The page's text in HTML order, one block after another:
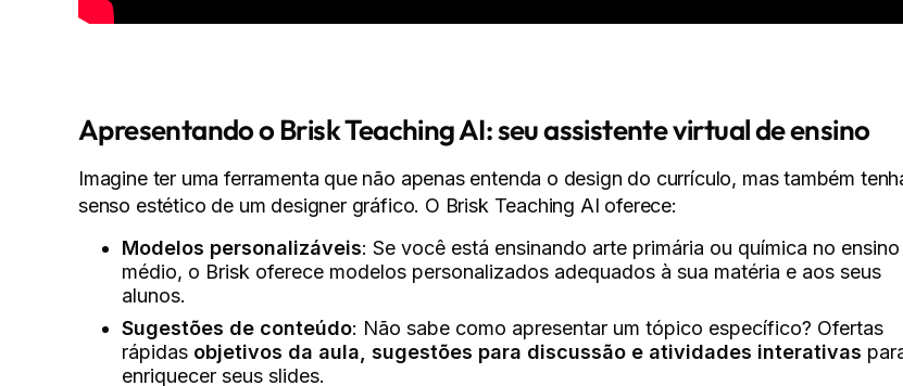
Apresentando o Brisk Teaching AI: seu assistente virtual de ensino
Imagine ter uma ferramenta que não apenas entenda o design do currículo, mas também
senso estético de um designer gráfico. O Brisk Teaching AI oferece:
Modelos personalizáveis: Se você está ensinando arte primária ou química no ensino
médio, o Brisk oferece modelos personalizados adequados à sua matéria e aos seus
alunos.
Sugestões de conteúdo: Não sabe como apresentar um tópico específico? Ofertas
rápidas objetivos da aula, sugestões para discussão e atividades interativas
enriquecer seus slides.